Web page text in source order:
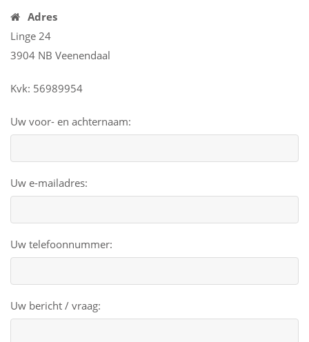
Adres
Linge 24
3904 NB Veenendaal
Kvk: 56989954
Uw voor- en achternaam:
Uw e-mailadres:
Uw telefoonnummer:
Uw bericht / vraag: